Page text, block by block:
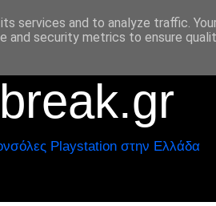
Playstation στην Ελλάδα
services and to analyze traffic.
and security metrics to ensure